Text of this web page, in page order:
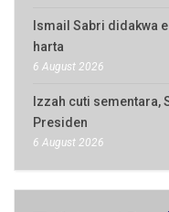
Ismail Sabri didakwa
harta
6 August 2026
Izzah cuti sementara,
Presiden
6 August 2026